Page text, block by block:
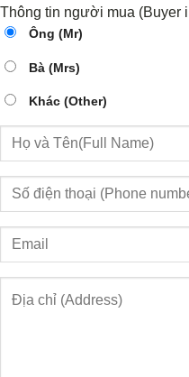
Thông tin người mua (Buyer
Ông (Mr)
Bà (Mrs)
Khác (Other)